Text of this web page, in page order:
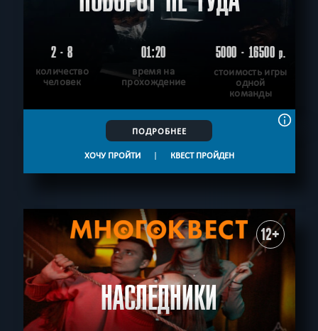
2 - 8
количество
человек
01:20
время на
прохождение
5000 - 16500р.
стоимость игры
одной
команды
ПОДРОБНЕЕ
ХОЧУ ПРОЙТИ | КВЕСТ ПРОЙДЕН
12+
НАСЛЕДНИКИ